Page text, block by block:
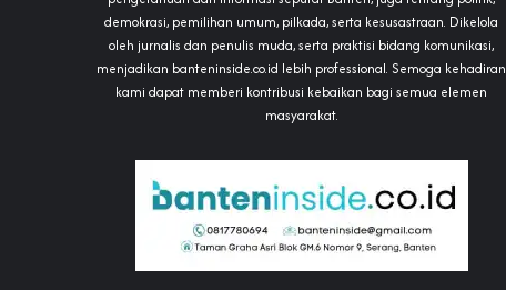
demokrasi, pemilihan umum, pilkada, serta kesusastraan. Dikelola
oleh jurnalis dan penulis muda, serta praktisi bidang komunikasi,
menjadikan banteninside.co.id lebih professional. Semoga kehadiran
kami dapat memberi kontribusi kebaikan bagi semua elemen
masyarakat.